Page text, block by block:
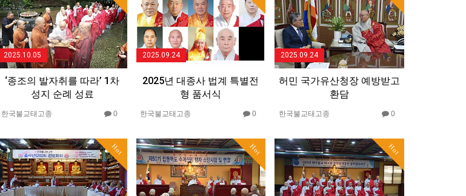
2025.10.05
‘종조의 발자취를 따라’ 1차
성지 순례 성료
한국불교태고종 0
2025.09.24
2025년 대종사 법계 특별전
형 품서식
한국불교태고종 0
2025.09.24
허민 국가유산청장 예방받고
환담
한국불교태고종 0
Hot Hot Hot